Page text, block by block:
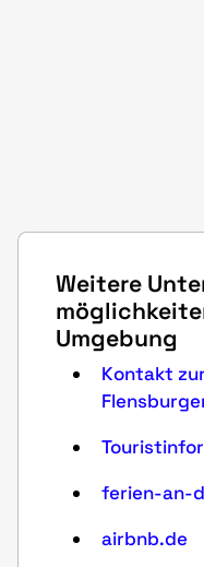
Weitere
Umgebung
Kontakt
ferien-an-
airbnb.de